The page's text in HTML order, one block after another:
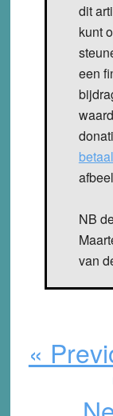
dit
kunt
een
NB
van
«